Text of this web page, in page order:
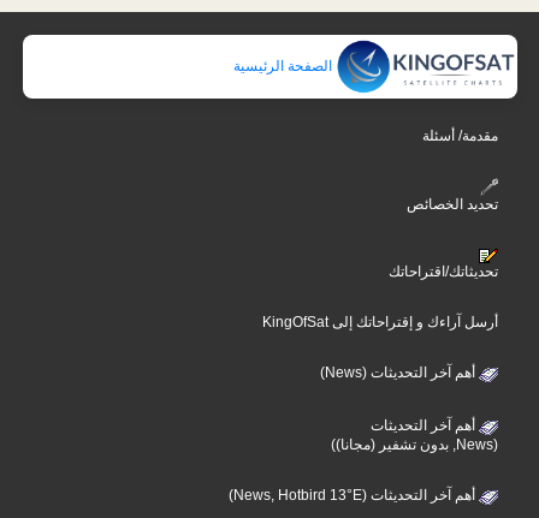
الصفحة الرئيسية
مقدمة/ أسئلة
تحديد الخصائص
تحديثاتك/اقتراحاتك
أرسل آراءك و إقتراحاتك إلى KingOfSat
أهم آخر التحديثات (News)
أهم آخر التحديثات
(News, بدون تشفير (مجانا))
أهم آخر التحديثات (News, Hotbird 13°E)